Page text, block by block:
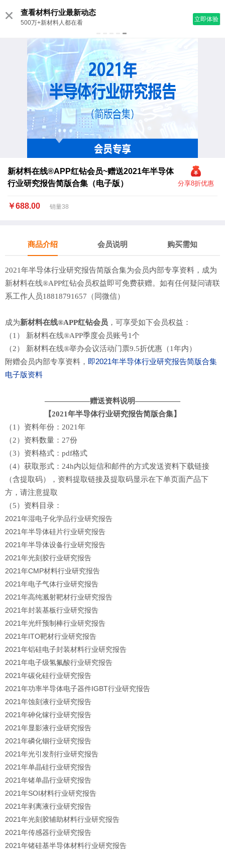
分享8折优惠
新材料在线®APP红钻会员~赠送2021年半导体
行业研究报告简版合集（电子版）
￥688.00 销量38
商品介绍 会员说明 购买需知
2021年半导体行业研究报告简版合集为会员内部专享资料，成为
新材料在线®APP红钻会员权益即可免费获赠。如有任何疑问请联
系工作人员18818791657（同微信）
成为新材料在线®APP红钻会员 ，可享受如下会员权益：
（1） 新材料在线®APP季度会员账号1个
（2） 新材料在线®举办会议活动门票9.5折优惠（1年内）
附赠会员内部专享资料， 即2021年半导体行业研究报告简版合集
电子版资料
——————赠送资料说明——————
【2021年半导体行业研究报告简版合集】
（1）资料年份：2021年
（2）资料数量：27份
（3）资料格式：pdf格式
（4）获取形式： 24h内以短信和邮件的方式发送资料下载链接
（含提取码）， 资料提取链接及提取码显示在下单页面产品下
方，请注意提取
（5）资料目录：
2021年湿电子化学品行业研究报告
2021年半导体硅片行业研究报告
2021年半导体设备行业研究报告
2021年光刻胶行业研究报告
2021年CMP材料行业研究报告
2021年电子气体行业研究报告
2021年高纯溅射靶材行业研究报告
2021年封装基板行业研究报告
2021年光纤预制棒行业研究报告
2021年ITO靶材行业研究报告
2021年铝硅电子封装材料行业研究报告
2021年电子级氢氟酸行业研究报告
2021年碳化硅行业研究报告
2021年功率半导体电子器件IGBT行业研究报告
2021年蚀刻液行业研究报告
2021年砷化镓行业研究报告
2021年显影液行业研究报告
2021年磷化铟行业研究报告
2021年光引发剂行业研究报告
2021年单晶硅行业研究报告
2021年锗单晶行业研究报告
2021年SOI材料行业研究报告
2021年剥离液行业研究报告
2021年光刻胶辅助材料行业研究报告
2021年传感器行业研究报告
2021年锗硅基半导体材料行业研究报告
查看材料行业最新动态
500万+新材料人都在看 立即体验